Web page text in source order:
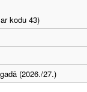
kodu 43)
(2026./27.)